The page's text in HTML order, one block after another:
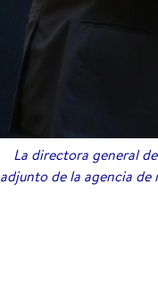
La directora general
adjunto de la agencia de